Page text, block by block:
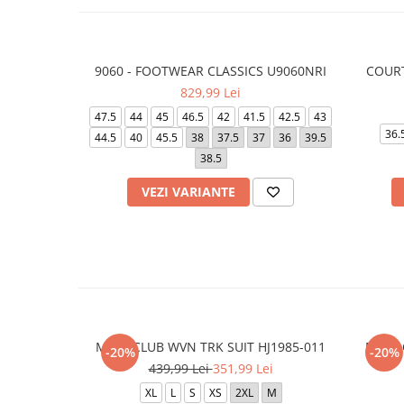
9060 - FOOTWEAR CLASSICS U9060NRI
829,99 Lei
47.5 44 45 46.5 42 41.5 42.5
43
44.5
40 45.5 38 37.5 37 36
39.5
38.5
VEZI VARIANTE
-20%
M NK CLUB WVN TRK SUIT HJ1985-011
439,99 Lei351,99 Lei
XL L S XS 2XL M
-20%
M NK